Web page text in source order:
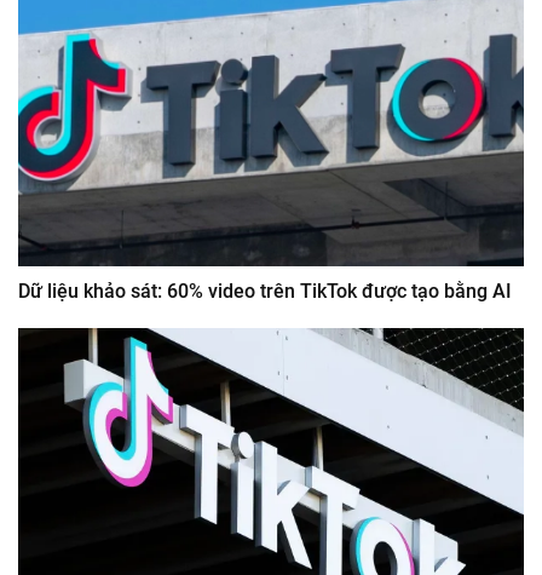
Dữ liệu khảo sát: 60% video trên TikTok được tạo bằng AI